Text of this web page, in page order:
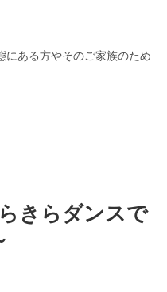
にある方やそのご家族のため
きらダンスで